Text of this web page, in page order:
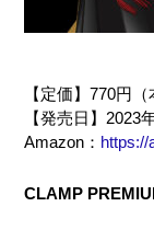
【定価】770円
【発売日】2023
Amazon： https://
CLAMP